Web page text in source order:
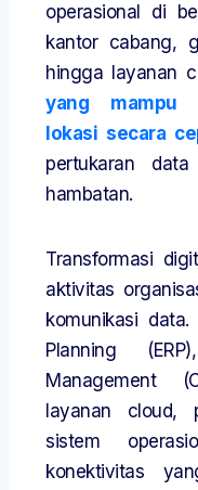
operasional di
kantor cabang,
hingga layanan
yang mampu
lokasi secara
pertukaran
hambatan.
Transformasi
aktivitas
komunikasi
Planning
Management
layanan cloud,
sistem
konektivitas